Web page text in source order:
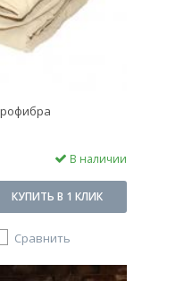
В наличии
КУПИТЬ В 1 КЛИК
Сравнить